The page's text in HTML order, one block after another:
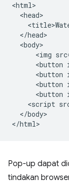
<html>
  <head>
  </head>
  <body>
<img
<button
<button
<button
<button
<script
  </body>
Pop-up dapat
tindakan